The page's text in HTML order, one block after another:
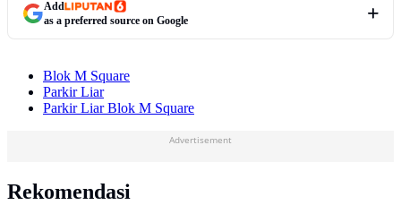
Add
as a preferred source on Google
Blok M Square
Parkir Liar
Parkir Liar Blok M Square
Advertisement
Rekomendasi